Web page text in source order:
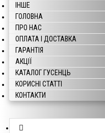
ІНШЕ
ГОЛОВНА
ПРО НАС
ОПЛАТА І ДОСТАВКА
ГАРАНТІЯ
АКЦІЇ
КАТАЛОГ ГУСЕНЦЬ
КОРИСНІ СТАТТІ
КОНТАКТИ